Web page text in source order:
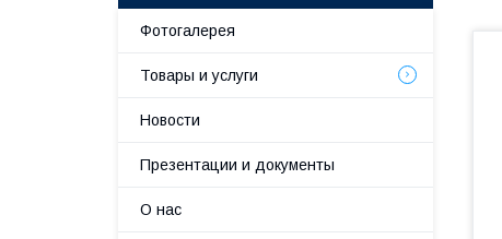
Фотогалерея
Товары и услуги
Новости
Презентации и документы
О нас